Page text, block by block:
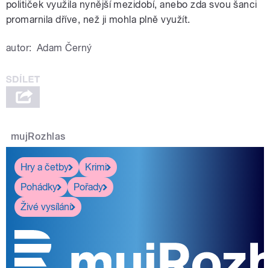
političek využila nynější mezidobí, anebo zda svou šanci
promarnila dříve, než ji mohla plně využít.
autor: Adam Černý
mujRozhlas
Hry a četby
Krimi
Pohádky
Pořady
Živé vysílání